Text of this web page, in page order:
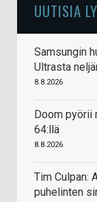
UUTISIA
Samsungin
Ultrasta
8.8.2026
Doom pyörii
64:llä
8.8.2026
Tim Culpan:
puhelinten